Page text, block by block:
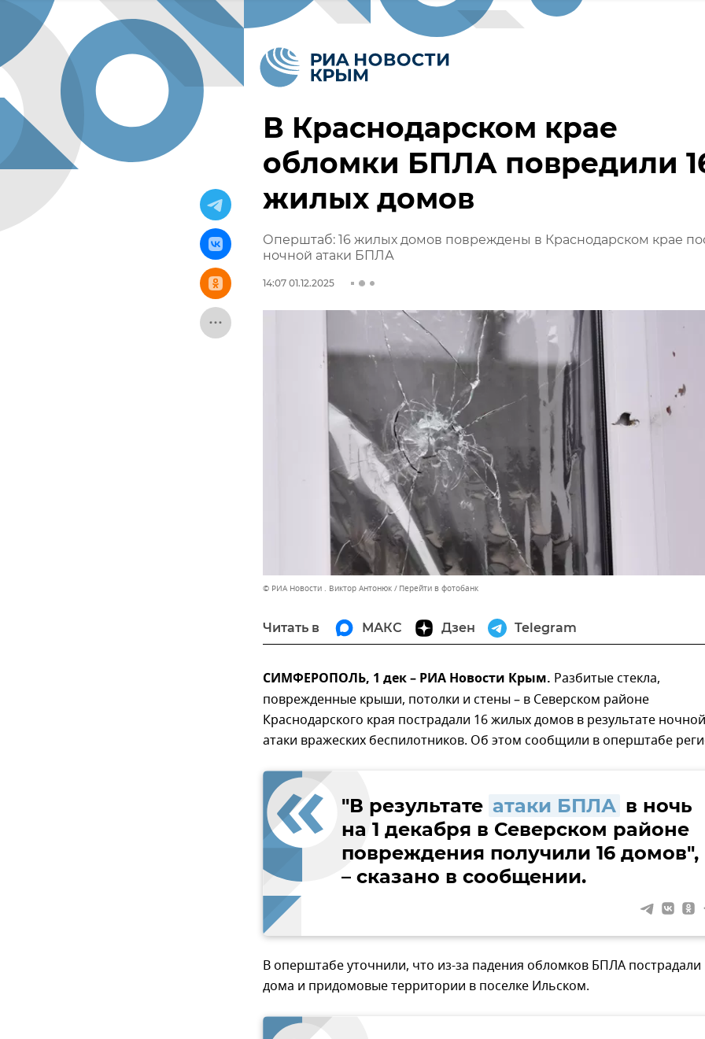
В Краснодарском крае
обломки БПЛА повредили
жилых домов
Оперштаб: 16 жилых домов повреждены в Краснодарском крае
ночной атаки БПЛА
14:07 01.12.2025
© РИА Новости . Виктор Антонюк Перейти в фотобанк
Читать в МАКС Дзен Telegram
СИМФЕРОПОЛЬ, 1 дек – РИА Новости Крым. Разбитые стекла,
поврежденные крыши, потолки и стены – в Северском районе
Краснодарского края пострадали 16 жилых домов в результате ночной
атаки вражеских беспилотников. Об этом сообщили в оперштабе
"В результате атаки БПЛА в ночь
на 1 декабря в Северском районе
повреждения получили 16 домов",
– сказано в сообщении.
В оперштабе уточнили, что из-за падения обломков БПЛА пострадали
дома и придомовые территории в поселке Ильском.